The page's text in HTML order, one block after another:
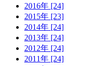
2016年 [24]
2015年 [23]
2014年 [24]
2013年 [24]
2012年 [24]
2011年 [24]